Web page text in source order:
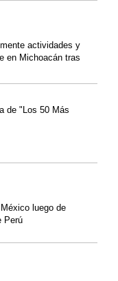
actividades y
en Michoacán tras
de "Los 50 Más
luego de
Perú